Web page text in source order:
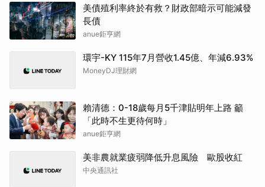
美債殖利率終於有救？財政部暗示可能減發
長債
anue鉅亨網
環宇-KY 115年7月營收1.45億、年減6.93%
MoneyDJ理財網
賴清德：0-18歲每月5千津貼明年上路 籲
「此時不生更待何時」
anue鉅亨網
美非農就業疲弱降低升息風險 歐股收紅
中央通訊社